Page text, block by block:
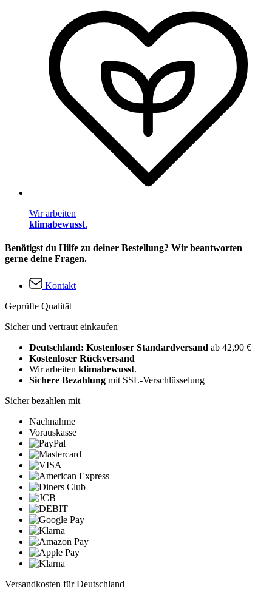
Wir arbeiten
klimabewusst.
Benötigst du Hilfe zu deiner Bestellung? Wir beantworten
gerne deine Fragen.
Kontakt
Geprüfte Qualität
Sicher und vertraut einkaufen
Deutschland: Kostenloser Standardversand ab 42,90 €
Kostenloser Rückversand
Wir arbeiten klimabewusst.
Sichere Bezahlung mit SSL-Verschlüsselung
Sicher bezahlen mit
Nachnahme
Vorauskasse
Versandkosten für Deutschland